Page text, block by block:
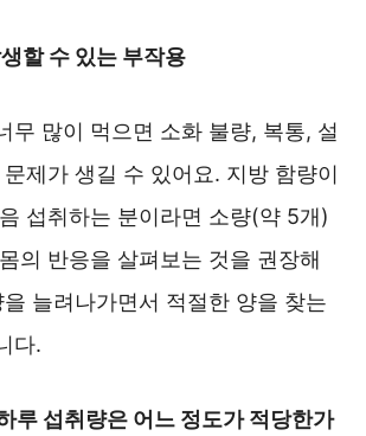
할 수 있는 부작용
무 많이 먹으면 소화 불량, 복통, 설
제가 생길 수 있어요. 지방 함량이
섭취하는 분이라면 소량(약 5개)
의 반응을 살펴보는 것을 권장해
늘려나가면서 적절한 양을 찾는
다.
루 섭취량은 어느 정도가 적당한가